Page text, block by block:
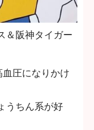
＆阪神タイガー
圧になりかけ
うちん系が好